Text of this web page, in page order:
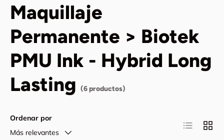
Maquillaje
Permanente > Biotek
PMU Ink - Hybrid Long
Lasting (6 productos)
Ordenar por
Más relevantes
Lista